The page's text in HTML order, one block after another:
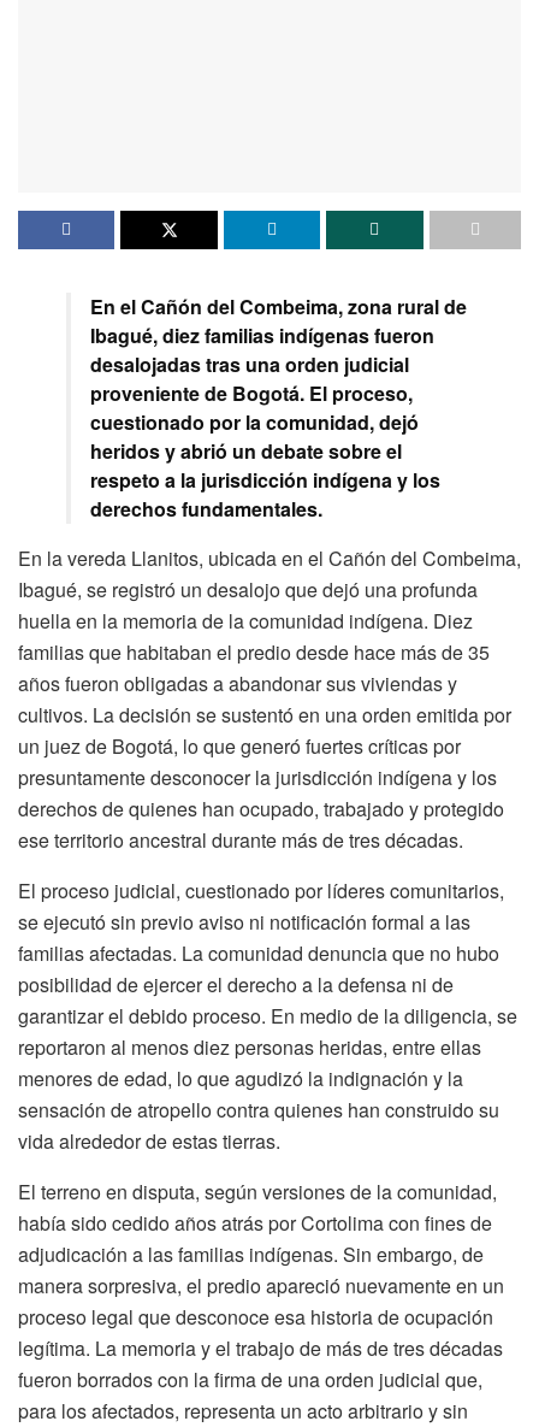
En el Cañón del Combeima, zona rural de
Ibagué, diez familias indígenas fueron
desalojadas tras una orden judicial
proveniente de Bogotá. El proceso,
cuestionado por la comunidad, dejó
heridos y abrió un debate sobre el
respeto a la jurisdicción indígena y los
derechos fundamentales.
En la vereda Llanitos, ubicada en el Cañón del Combeima,
Ibagué, se registró un desalojo que dejó una profunda
huella en la memoria de la comunidad indígena. Diez
familias que habitaban el predio desde hace más de 35
años fueron obligadas a abandonar sus viviendas y
cultivos. La decisión se sustentó en una orden emitida por
un juez de Bogotá, lo que generó fuertes críticas por
presuntamente desconocer la jurisdicción indígena y los
derechos de quienes han ocupado, trabajado y protegido
ese territorio ancestral durante más de tres décadas.
El proceso judicial, cuestionado por líderes comunitarios,
se ejecutó sin previo aviso ni notificación formal a las
familias afectadas. La comunidad denuncia que no hubo
posibilidad de ejercer el derecho a la defensa ni de
garantizar el debido proceso. En medio de la diligencia, se
reportaron al menos diez personas heridas, entre ellas
menores de edad, lo que agudizó la indignación y la
sensación de atropello contra quienes han construido su
vida alrededor de estas tierras.
El terreno en disputa, según versiones de la comunidad,
había sido cedido años atrás por Cortolima con fines de
adjudicación a las familias indígenas. Sin embargo, de
manera sorpresiva, el predio apareció nuevamente en un
proceso legal que desconoce esa historia de ocupación
legítima. La memoria y el trabajo de más de tres décadas
fueron borrados con la firma de una orden judicial que,
para los afectados, representa un acto arbitrario y sin